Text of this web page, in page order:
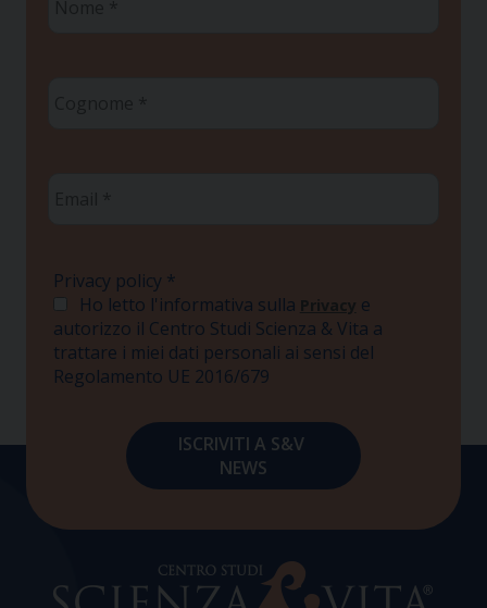
Privacy policy *
Ho letto l'informativa sulla Privacy e
autorizzo il Centro Studi Scienza & Vita a
trattare i miei dati personali ai sensi del
Regolamento UE 2016/679